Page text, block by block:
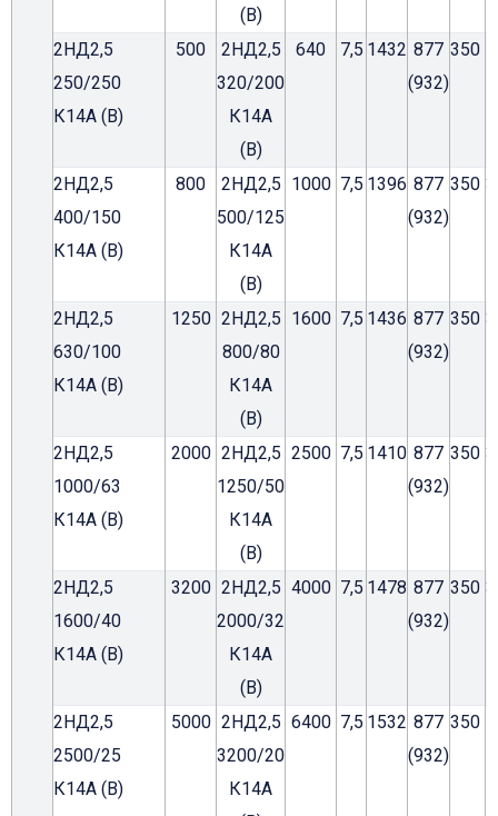
(В)
2НД2,5
250/250
К14А (В)
500
2НД2,5
320/200
К14А
(В)
640 7,5 1432 877
(932)
350
2НД2,5
400/150
К14А (В)
800
2НД2,5
500/125
К14А
(В)
1000 7,5 1396 877
(932)
350
2НД2,5
630/100
К14А (В)
1250 2НД2,5
800/80
К14А
(В)
1600 7,5 1436 877
(932)
350
2НД2,5
1000/63
К14А (В)
2000 2НД2,5
1250/50
К14А
(В)
2500 7,5 1410 877
(932)
350
2НД2,5
1600/40
К14А (В)
3200 2НД2,5
2000/32
К14А
(В)
4000 7,5 1478 877
(932)
350
2НД2,5
2500/25
К14А (В)
5000 2НД2,5
3200/20
К14А
6400 7,5 1532 877
(932)
350